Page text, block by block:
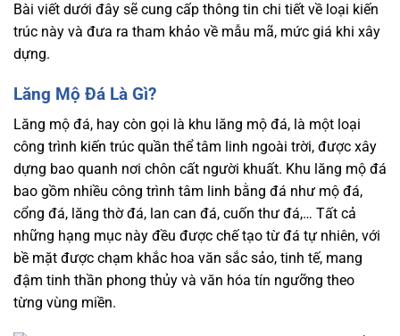
Bài viết dưới đây sẽ cung cấp thông tin chi tiết về loại kiến
trúc này và đưa ra tham khảo về mẫu mã, mức giá khi xây
dựng.
Lăng Mộ Đá Là Gì?
Lăng mộ đá, hay còn gọi là khu lăng mộ đá, là một loại
công trình kiến trúc quần thể tâm linh ngoài trời, được xây
dựng bao quanh nơi chôn cất người khuất. Khu lăng mộ đá
bao gồm nhiều công trình tâm linh bằng đá như mộ đá,
cổng đá, lăng thờ đá, lan can đá, cuốn thư đá,… Tất cả
những hạng mục này đều được chế tạo từ đá tự nhiên, với
bề mặt được chạm khắc hoa văn sắc sảo, tinh tế, mang
đậm tinh thần phong thủy và văn hóa tín ngưỡng theo
từng vùng miền.